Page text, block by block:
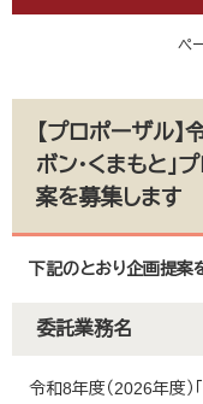
ペ
【プロポーザル】
ボン・くまもと」
案を募集します
下記のとおり企画提案
委託業務名
令和8年度（2026年度）